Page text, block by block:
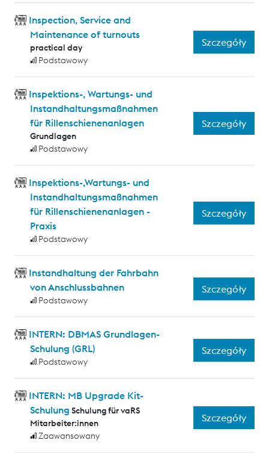
Inspection, Service and
Maintenance of turnouts
practical day
Podstawowy
Szczegóły
Inspektions-, Wartungs- und
Instandhaltungsmaßnahmen
für Rillenschienenanlagen
Grundlagen
Podstawowy
Szczegóły
Inspektions-,Wartungs- und
Instandhaltungsmaßnahmen
für Rillenschienenanlagen -
Praxis
Podstawowy
Szczegóły
Instandhaltung der Fahrbahn
von Anschlussbahnen
Podstawowy
Szczegóły
INTERN: DBMAS Grundlagen-
Schulung (GRL)
Podstawowy
Szczegóły
INTERN: MB Upgrade Kit-
Schulung Schulung für vaRS
Mitarbeiter:innen
Zaawansowany
Szczegóły